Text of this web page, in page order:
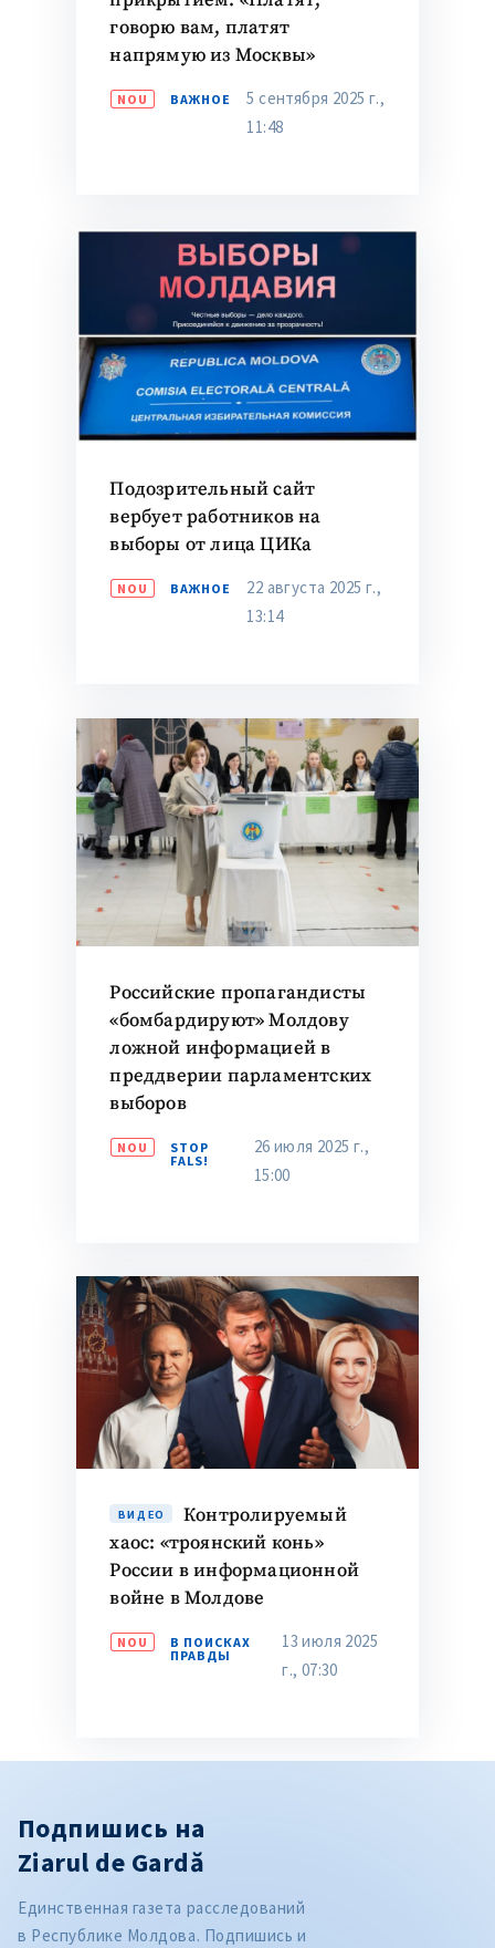
говорю вам, платят
напрямую из Москвы»
NOU ВАЖНОЕ
5 сентября 2025 г.,
11:48
Подозрительный сайт
вербует работников на
выборы от лица ЦИКа
NOU ВАЖНОЕ
22 августа 2025 г.,
13:14
Российские пропагандисты
«бомбардируют» Молдову
ложной информацией в
преддверии парламентских
выборов
NOU
STOP
FALS!
26 июля 2025 г.,
15:00
ВИДЕО
Контролируемый
хаос: «троянский конь»
России в информационной
войне в Молдове
NOU
В ПОИСКАХ
ПРАВДЫ
13 июля 2025
г., 07:30
Подпишись на
Ziarul de Gardă
Единственная газета расследований
в Республике Молдова. Подпишись и